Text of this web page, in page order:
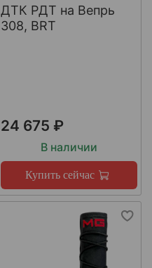
ДТК РДТ на Вепрь
308, BRT
24 675 ₽
В наличии
Купить сейчас